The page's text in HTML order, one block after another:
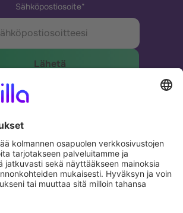
Sähköpostiosoite*
yhdistää yritykset ja ihmiset.
Potential. Fulfilled.